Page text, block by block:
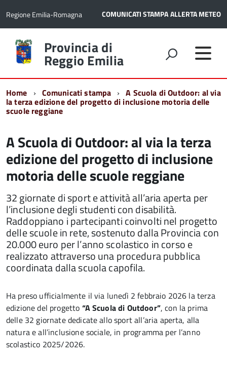
Regione Emilia-Romagna COMUNICATI STAMPAALLERTA METEO
Torna
alla
home
Provincia di
Reggio Emilia
Home Comunicati stampa A Scuola di Outdoor: al via
la terza edizione del progetto di inclusione motoria delle
scuole reggiane
A Scuola di Outdoor: al via la terza
edizione del progetto di inclusione
motoria delle scuole reggiane
32 giornate di sport e attività all’aria aperta per
l’inclusione degli studenti con disabilità.
Raddoppiano i partecipanti coinvolti nel progetto
delle scuole in rete, sostenuto dalla Provincia con
20.000 euro per l’anno scolastico in corso e
realizzato attraverso una procedura pubblica
coordinata dalla scuola capofila.
Ha preso ufficialmente il via lunedì 2 febbraio 2026 la terza
edizione del progetto “A Scuola di Outdoor”, con la prima
delle 32 giornate dedicate allo sport all’aria aperta, alla
natura e all’inclusione sociale, in programma per l’anno
scolastico 2025/2026.